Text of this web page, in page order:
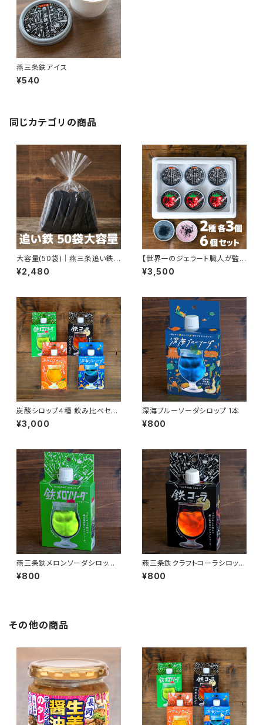
燕三条鉄アイス
¥540
同じカテゴリの商品
大容量(50袋)｜燕三条追い鉄
袋|手軽に鉄分！アイス・コーヒ
ー・ヨーグルトにかけるだけの
¥2,480
【世界一のジェラート職人が監
修】 燕三条鉄アイス＆鉄苺ミル
ク味（越後姫使用）セット｜新潟
¥3,500
炭酸シロップ４種 飲み比べセッ
ト
¥3,000
深海ブルーソーダシロップ 1本
¥800
燕三条鉄メロンソーダシロップ 1
本
¥800
燕三条鉄クラフトコーラシロップ
1本
¥800
その他の商品